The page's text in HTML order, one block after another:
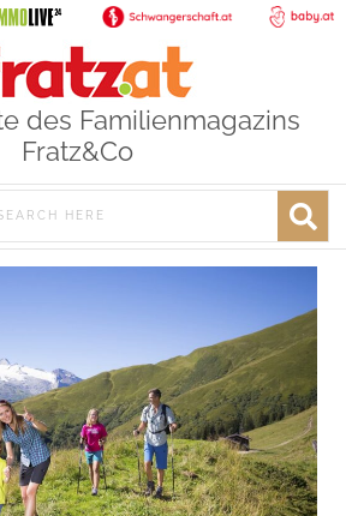
des Familienmagazins
Fratz&Co